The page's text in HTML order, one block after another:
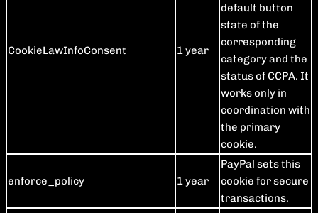
CookieLawInfoConsent 1 year
default button
state of the
corresponding
category and the
status of CCPA. It
works only in
coordination with
the primary
cookie.
enforce_policy 1 year
PayPal sets this
cookie for secure
transactions.